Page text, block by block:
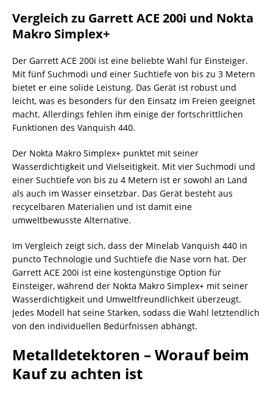
Vergleich zu Garrett ACE 200i und Nokta
Makro Simplex+
Der Garrett ACE 200i ist eine beliebte Wahl für Einsteiger.
Mit fünf Suchmodi und einer Suchtiefe von bis zu 3 Metern
bietet er eine solide Leistung. Das Gerät ist robust und
leicht, was es besonders für den Einsatz im Freien geeignet
macht. Allerdings fehlen ihm einige der fortschrittlichen
Funktionen des Vanquish 440.
Der Nokta Makro Simplex+ punktet mit seiner
Wasserdichtigkeit und Vielseitigkeit. Mit vier Suchmodi und
einer Suchtiefe von bis zu 4 Metern ist er sowohl an Land
als auch im Wasser einsetzbar. Das Gerät besteht aus
recycelbaren Materialien und ist damit eine
umweltbewusste Alternative.
Im Vergleich zeigt sich, dass der Minelab Vanquish 440 in
puncto Technologie und Suchtiefe die Nase vorn hat. Der
Garrett ACE 200i ist eine kostengünstige Option für
Einsteiger, während der Nokta Makro Simplex+ mit seiner
Wasserdichtigkeit und Umweltfreundlichkeit überzeugt.
Jedes Modell hat seine Stärken, sodass die Wahl letztendlich
von den individuellen Bedürfnissen abhängt.
Metalldetektoren – Worauf beim
Kauf zu achten ist